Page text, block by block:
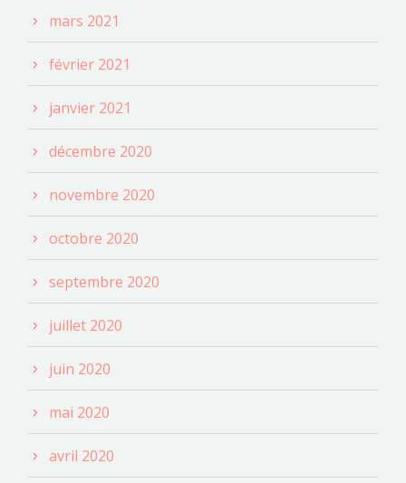
mars 2021
février 2021
janvier 2021
décembre 2020
novembre 2020
octobre 2020
septembre 2020
juillet 2020
juin 2020
mai 2020
avril 2020